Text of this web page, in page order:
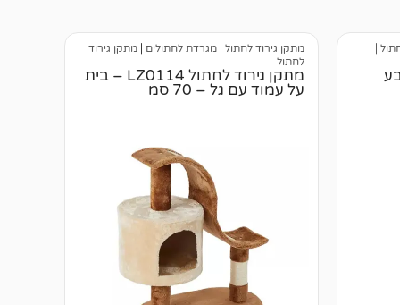
| מתקן גירוד לחתול | מגרדת לחתולים | מתקן גירוד
לחתול
מתקן גירוד לחתול LZ0114 – בית
על עמוד עם גל – 70 סמ